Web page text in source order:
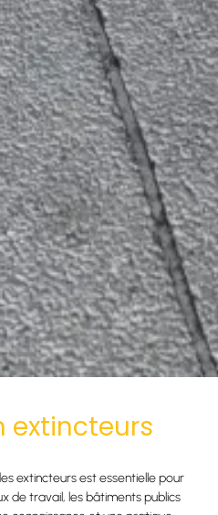
extincteurs
extincteurs est essentielle pour
de travail, les bâtiments publics